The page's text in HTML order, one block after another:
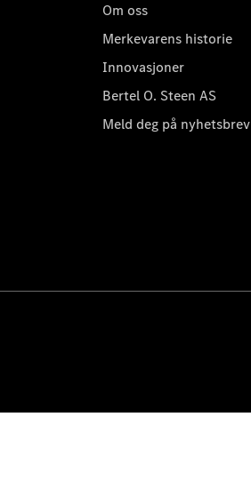
Om oss
Merkevarens historie
Innovasjoner
Bertel O. Steen AS
Meld deg på nyhetsbrev